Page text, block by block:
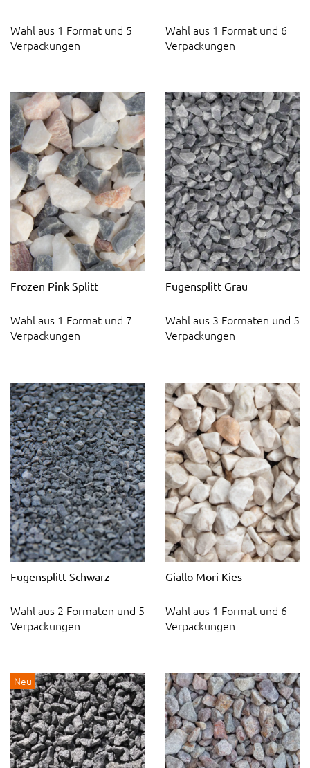
Wahl aus 1 Format und 5
Verpackungen
Wahl aus 1 Format und 6
Verpackungen
Frozen Pink Splitt
Wahl aus 1 Format und 7
Verpackungen
Fugensplitt Grau
Wahl aus 3 Formaten und 5
Verpackungen
Fugensplitt Schwarz
Wahl aus 2 Formaten und 5
Verpackungen
Giallo Mori Kies
Wahl aus 1 Format und 6
Verpackungen
Neu